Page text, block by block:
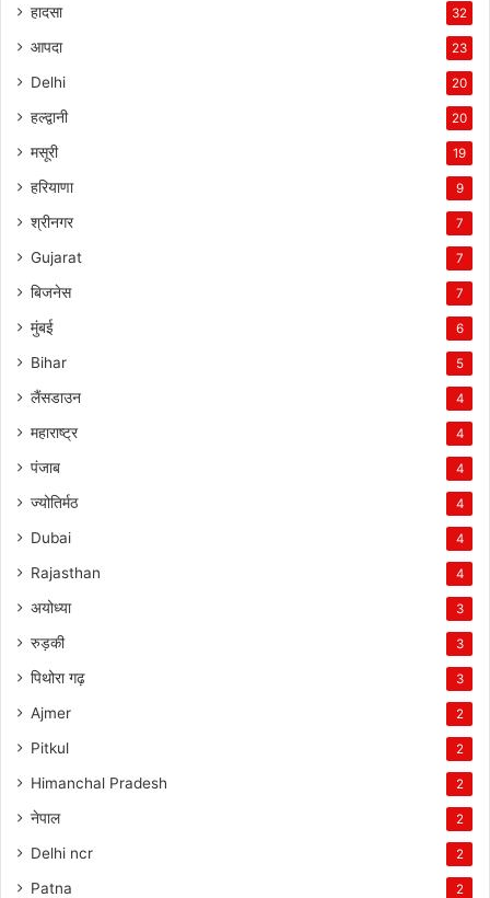
हादसा 32
आपदा 23
Delhi 20
हल्द्वानी 20
मसूरी 19
हरियाणा 9
श्रीनगर 7
Gujarat 7
बिजनेस 7
मुंबई 6
Bihar 5
लैंसडाउन 4
महाराष्ट्र 4
पंजाब 4
ज्योतिर्मठ 4
Dubai 4
Rajasthan 4
अयोध्या 3
रुड़की 3
पिथोरा गढ़ 3
Ajmer 2
Pitkul 2
Himanchal Pradesh 2
नेपाल 2
Delhi ncr 2
Patna 2